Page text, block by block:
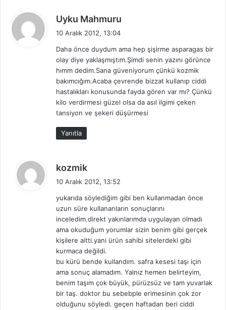
Uyku Mahmuru
i
k
i
10 Aralık 2012, 13:04
Daha önce duydum ama hep şişirme asparagas bir
olay diye yaklaşmıştım.Şimdi senin yazını görünce
hımm dedim.Sana güveniyorum çünkü kozmik
bakımcığım.Acaba çevrende bizzat kullanıp ciddi
hastalıkları konusunda fayda gören var mı? Çünkü
kilo verdirmesi güzel olsa da asıl ilgimi çeken
tansiyon ve şekeri düşürmesi
Yanıtla
kozmik
i
k
i
10 Aralık 2012, 13:52
yukarıda söylediğim gibi ben kullanmadan önce
uzun süre kullananların sonuçlarını
inceledim.direkt yakınlarımda uygulayan olmadı
ama okuduğum yorumlar sizin benim gibi gerçek
kişilere aitti.yani ürün sahibi sitelerdeki gibi
kurmaca değildi.
bu kürü bende kullandım. safra kesesi taşı için
ama sonuç alamadım. Yalnız hemen belirteyim,
benim taşım çok büyük, pürüzsüz ve tam yuvarlak
bir taş. doktor bu sebebple erimesinin çok zor
olduğunu söyledi. geçen haftadan beri ciddi